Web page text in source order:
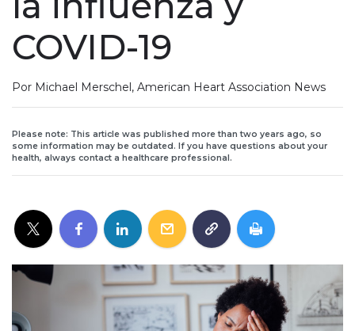
COVID-19
Por Michael Merschel, American Heart Association News
Please note: This article was published more than two years ago, so
some information may be outdated. If you have questions about your
health, always contact a healthcare professional.